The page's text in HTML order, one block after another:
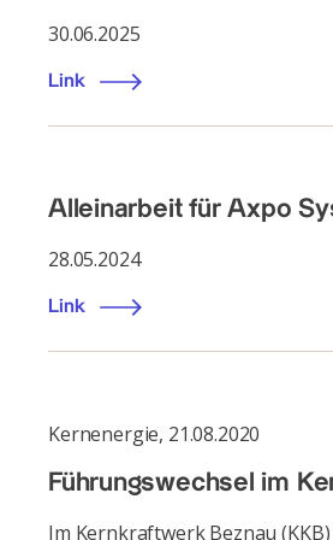
30.06.2025
Link
Alleinarbeit für Axpo
28.05.2024
Link
Kernenergie, 21.08.2020
Führungswechsel im
Im Kernkraftwerk Beznau